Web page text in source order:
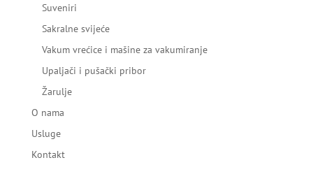
Suveniri
Sakralne svijeće
Vakum vrećice i mašine za vakumiranje
Upaljači i pušački pribor
Žarulje
O nama
Usluge
Kontakt